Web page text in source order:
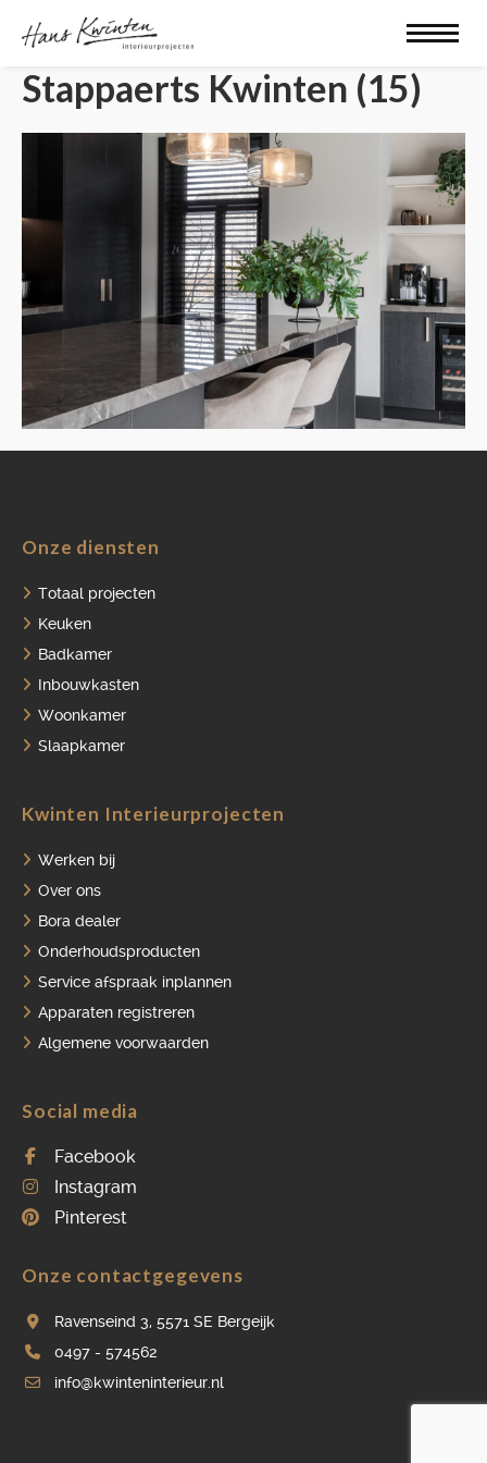
Stappaerts Kwinten (15)
Onze diensten
Totaal projecten
Keuken
Badkamer
Inbouwkasten
Woonkamer
Slaapkamer
Kwinten Interieurprojecten
Werken bij
Over ons
Bora dealer
Onderhoudsproducten
Service afspraak inplannen
Apparaten registreren
Algemene voorwaarden
Social media
Facebook
Instagram
Pinterest
Onze contactgegevens
Ravenseind 3, 5571 SE Bergeijk
0497 - 574562
info@kwinteninterieur.nl
SERVICE AFSPRAAK INPLANNEN
APPARATEN REGISTREREN